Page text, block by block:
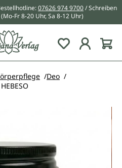
07626 974 9700/ Schreiben
(Mo-Fr 8-20 Uhr, Sa 8-12 Uhr)
Du hast 0
Deo